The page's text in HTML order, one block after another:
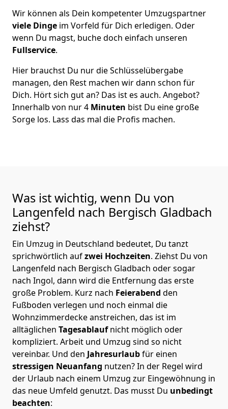
Wir können als Dein kompetenter Umzugspartner
viele Dinge im Vorfeld für Dich erledigen. Oder
wenn Du magst, buche doch einfach unseren
Fullservice.
Hier brauchst Du nur die Schlüsselübergabe
managen, den Rest machen wir dann schon für
Dich. Hört sich gut an? Das ist es auch. Angebot?
Innerhalb von nur 4 Minuten bist Du eine große
Sorge los. Lass das mal die Profis machen.
Was ist wichtig, wenn Du von
Langenfeld nach Bergisch Gladbach
ziehst?
Ein Umzug in Deutschland bedeutet, Du tanzt
sprichwörtlich aufzwei Hochzeiten. Ziehst Du von
Langenfeld nach Bergisch Gladbach oder sogar
nach Ingol, dann wird die Entfernung das erste
große Problem. Kurz nach Feierabend den
Fußboden verlegen und noch einmal die
Wohnzimmerdecke anstreichen, das ist im
alltäglichen Tagesablaufnicht möglich oder
kompliziert. Arbeit und Umzug sind so nicht
vereinbar. Und den Jahresurlaubfür einen
stressigen Neuanfang nutzen? In der Regel wird
der Urlaub nach einem Umzug zur Eingewöhnung in
das neue Umfeld genutzt. Das musst Du unbedingt
beachten: